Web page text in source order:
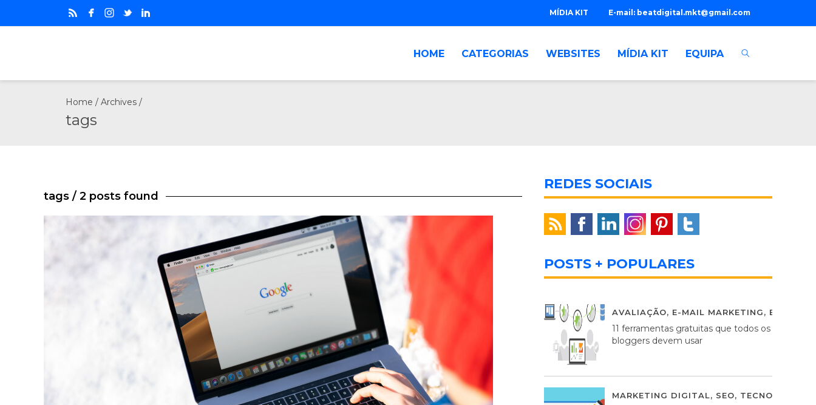
E-mail: beatdigital.mkt@gmail.com
MÍDIA KIT
HOME CATEGORIAS WEBSITES MÍDIA KIT EQUIPA
Home / Archives /
tags
tags / 2 posts found
REDES SOCIAIS
POSTS + POPULARES
AVALIAÇÃO, E-MAIL MARKETING,
11 ferramentas gratuitas que todos os
bloggers devem usar
MARKETING DIGITAL, SEO, TECNOLOGIA